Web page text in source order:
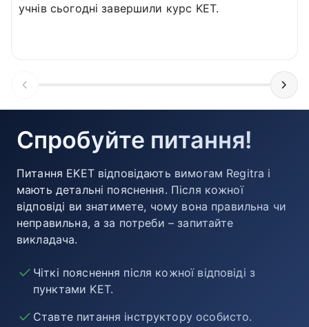
учнів сьогодні завершили курс KET.
Спробуйте питання!
Питання EKET відповідають вимогам Regitra і
мають детальні пояснення. Після кожної
відповіді ви знатимете, чому вона правильна чи
неправильна, а за потреби – запитайте
викладача.
Чіткі пояснення після кожної відповіді з
пунктами KET.
Ставте питання інструктору особисто.